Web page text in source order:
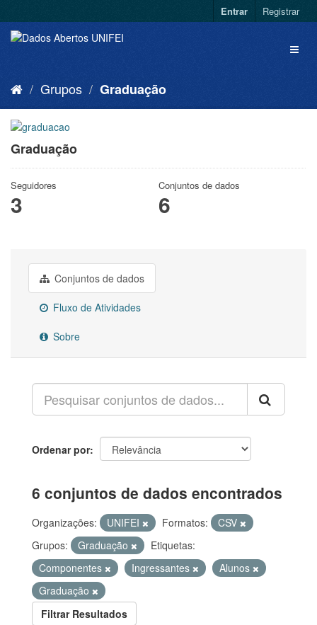
Entrar Registrar
Grupos Graduação
Graduação
Seguidores
3
Conjuntos de dados
6
Conjuntos de dados
Fluxo de Atividades
Sobre
Ordenar por
6 conjuntos de dados encontrados
Organizações: UNIFEI Formatos:
CSV
Grupos:
Graduação
Etiquetas:
Componentes
Ingressantes
Alunos
Graduação
Filtrar Resultados